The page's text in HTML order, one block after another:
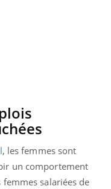
, les femmes sont
un comportement
salariées de